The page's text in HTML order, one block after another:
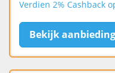
Verdien 2% Cashback
Bekijk aanbieding